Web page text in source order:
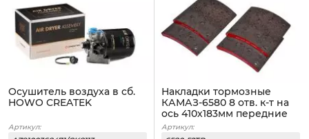
Осушитель воздуха в сб.
HOWO CREATEK
Артикул:
Накладки тормозные
КАМАЗ-6580 8 отв. к-т на
ось 410х183мм передние
Артикул: